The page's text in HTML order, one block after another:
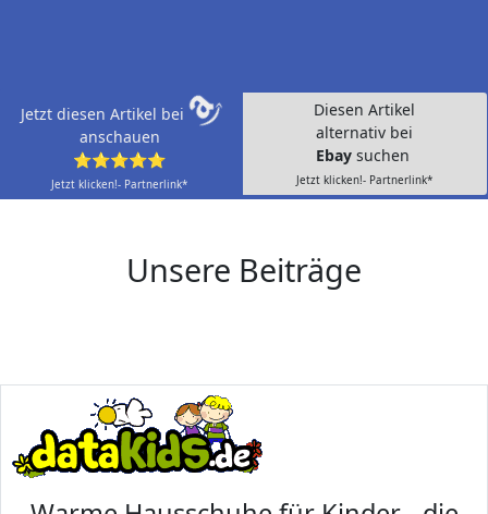
Jetzt diesen Artikel bei
anschauen
⭐⭐⭐⭐⭐
Jetzt klicken!- Partnerlink*
Diesen Artikel
alternativ bei
Ebay suchen
Jetzt klicken!- Partnerlink*
Unsere Beiträge